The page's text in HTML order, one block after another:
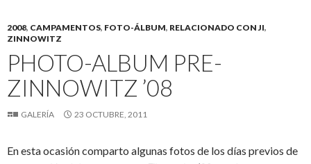
2008, CAMPAMENTOS, FOTO-ÁLBUM, RELACIONADO CON JI,
ZINNOWITZ
PHOTO-ALBUM PRE-
ZINNOWITZ ’08
GALERÍA 23 OCTUBRE, 2011
En esta ocasión comparto algunas fotos de los días previos de